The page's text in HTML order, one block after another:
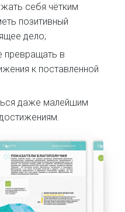
себя чётким
позитивный
дело;
превращать в
к поставленной
даже малейшим